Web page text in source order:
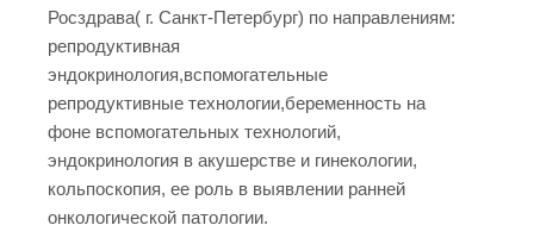
Росздрава( г. Санкт-Петербург) по направлениям:
репродуктивная
эндокринология,вспомогательные
репродуктивные технологии,беременность на
фоне вспомогательных технологий,
эндокринология в акушерстве и гинекологии,
кольпоскопия, ее роль в выявлении ранней
онкологической патологии.